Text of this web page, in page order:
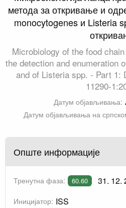
метода за откривање и
monocytogenes и Listeria
Microbiology of the food
the detection and enumeration
and of Listeria spp. - Part 1:
11290-
Датум објављивања:
Датум објављивања на
Опште информације
Тренутна фаза: 60.60 31. 12.
Иницијатор: ISS